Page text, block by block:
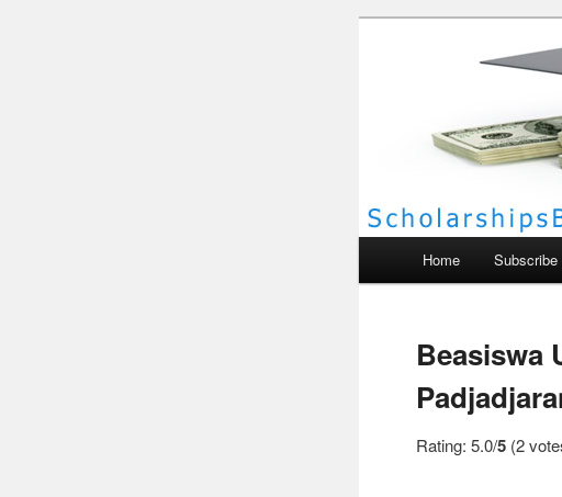
Home Subscribe
Beasiswa
Rating: 5.0/5 (2